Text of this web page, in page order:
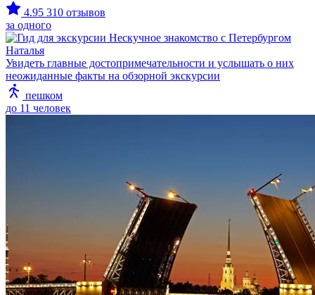
4.95 310 отзывов
за одного
Наталья
Увидеть главные достопримечательности и услышать о них
неожиданные факты на обзорной экскурсии
пешком
до 11 человек